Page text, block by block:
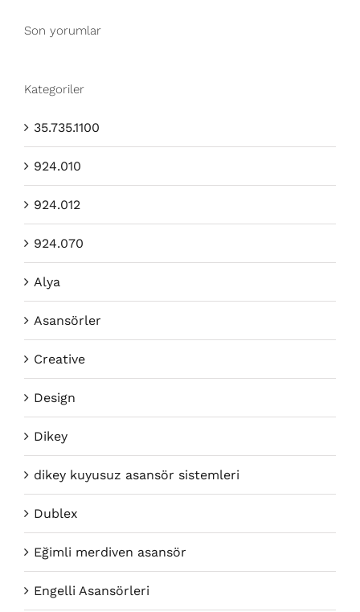
Son yorumlar
Kategoriler
35.735.1100
924.010
924.012
924.070
Alya
Asansörler
Creative
Design
Dikey
dikey kuyusuz asansör sistemleri
Dublex
Eğimli merdiven asansör
Engelli Asansörleri